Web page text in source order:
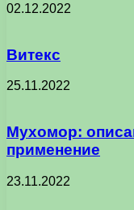
02.12.2022
Витекс
25.11.2022
Мухомор:
применение
23.11.2022